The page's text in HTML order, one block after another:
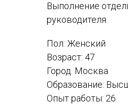
Выполнение
руководителя.
Пол: Женский
Возраст: 47
Город: Москва
Образование:
Опыт работы: 26